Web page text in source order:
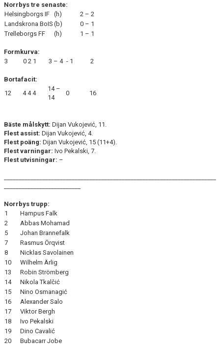
Norrbys tre senaste:
Helsingborgs IF (h)
2 – 2
Landskrona BoIS (b)
0 – 1
Trelleborgs FF
(h) 1 – 1
Formkurva:
3
0 2 1 3 – 4 - 1 2
Bortafacit:
12
4 4 4
14 –
14
0 16
Bäste målskytt: Dijan Vukojević, 11.
Flest assist: Dijan Vukojević, 4.
Flest poäng: Dijan Vukojević, 15 (11+4).
Flest varningar: Ivo Pekalski, 7.
Flest utvisningar: –
Norrbys trupp:
1
Hampus Falk
2
Abbas Mohamad
5
Johan Brannefalk
7
Rasmus Örqvist
8
Nicklas Savolainen
10
Wilhelm Ärlig
13
Robin Strömberg
14
Nikola Tkalčić
15
Nino Osmanagić
16
Alexander Salo
17
Viktor Bergh
18
Ivo Pekalski
19
Dino Cavalić
20
Bubacarr Jobe